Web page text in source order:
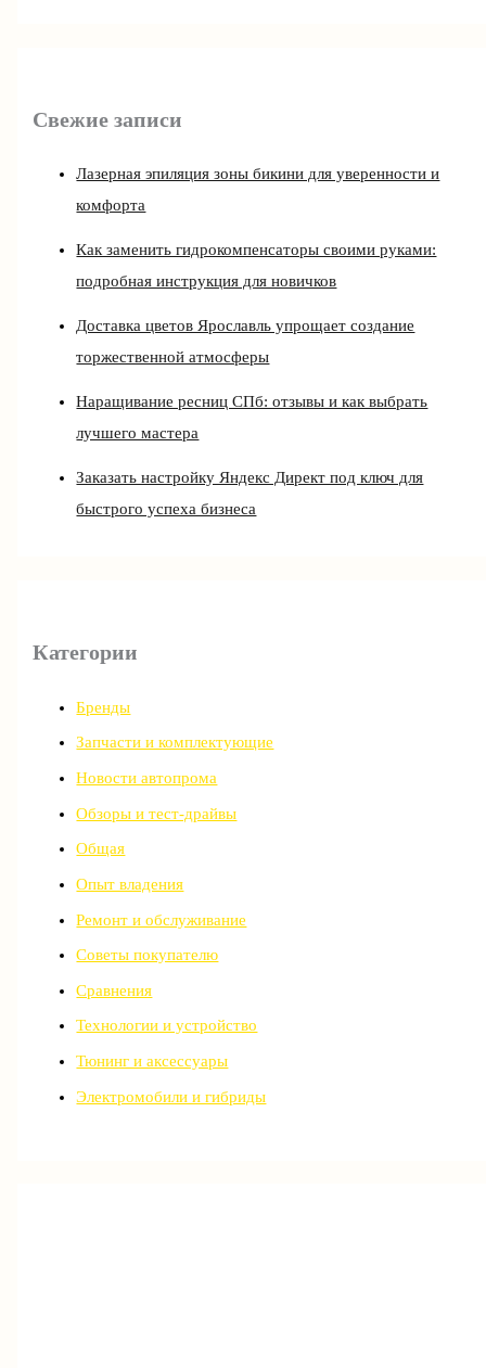
Свежие записи
Лазерная эпиляция зоны бикини для уверенности и
комфорта
Как заменить гидрокомпенсаторы своими руками:
подробная инструкция для новичков
Доставка цветов Ярославль упрощает создание
торжественной атмосферы
Наращивание ресниц СПб: отзывы и как выбрать
лучшего мастера
Заказать настройку Яндекс Директ под ключ для
быстрого успеха бизнеса
Категории
Бренды
Запчасти и комплектующие
Новости автопрома
Обзоры и тест-драйвы
Общая
Опыт владения
Ремонт и обслуживание
Советы покупателю
Сравнения
Технологии и устройство
Тюнинг и аксессуары
Электромобили и гибриды